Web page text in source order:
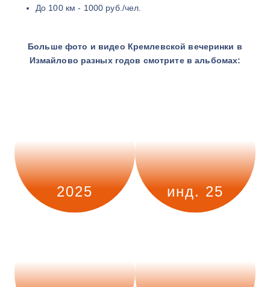
До 100 км - 1000 руб./чел.
Больше фото и видео Кремлевской вечеринки в
Измайлово разных годов смотрите в альбомах:
2025 инд. 25